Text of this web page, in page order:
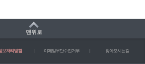
맨위로
보처리방침 이메일무단수집거부 찾아오시는길